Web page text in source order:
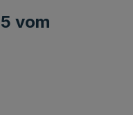
vom